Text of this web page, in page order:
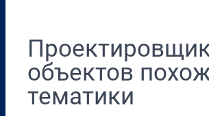
объектов
тематики